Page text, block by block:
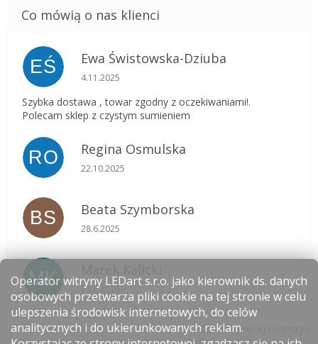
Operator witryny LEDart s.r.o. jako kierownik ds. danych
osobowych przetwarza pliki cookie na tej stronie w celu
ulepszenia środowisk internetowych, do celów
analitycznych i do ukierunkowanych reklam.
EŚ Ewa Świstowska-Dziuba
Ocena sklepu to 5 na 5 gwiazdek.
4.11.2025
Szybka dostawa , towar zgodny z oczekiwaniami!.
Polecam sklep z czystym sumieniem
RO Regina Osmulska
Ocena sklepu to 5 na 5 gwiazdek.
22.10.2025
BS Beata Szymborska
Ocena sklepu to 5 na 5 gwiazdek.
28.6.2025
MK Ocena sklepu to 5 na 5 gwiazdek.
17.6.2025
Zobacz więcej recenzji